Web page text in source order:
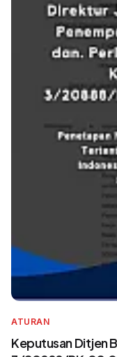
ATURAN
Keputusan Ditjen